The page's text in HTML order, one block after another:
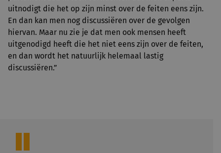
uitnodigt die het op zijn minst over de feiten eens zijn.
En dan kan men nog discussiëren over de gevolgen
hiervan. Maar nu zie je dat men ook mensen heeft
uitgenodigd heeft die het niet eens zijn over de feiten,
en dan wordt het natuurlijk helemaal lastig
discussiëren.”